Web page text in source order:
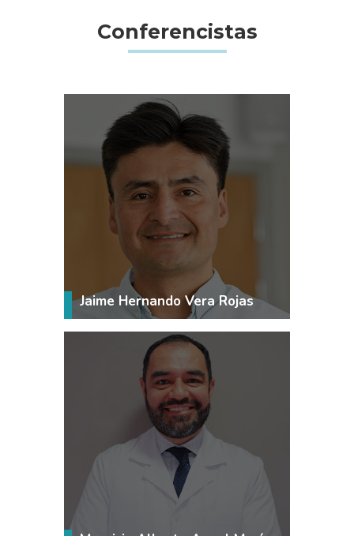
Conferencistas
Jaime Hernando Vera Rojas
VER MÁS